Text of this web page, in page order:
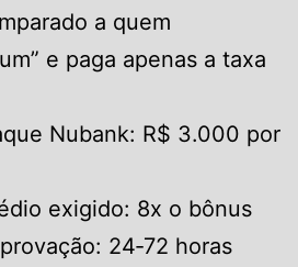
a quem
e paga apenas a taxa
Nubank: R$ 3.000 por
exigido: 8x o bônus
24‑72 horas